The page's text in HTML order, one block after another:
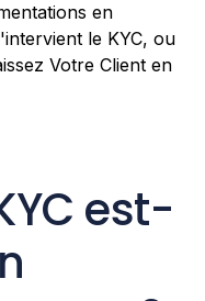
en
le KYC, ou
Votre Client en
est-